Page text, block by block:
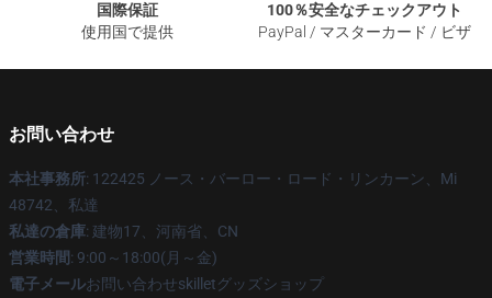
国際保証
使用国で提供
100％安全なチェックアウト
PayPal / マスターカード / ビザ
お問い合わせ
本社事務所: 122425 ノース・バーロー・ロード・リンカーン、Mi
48742、私達
私達の倉庫: 建物17、河南省、CN
営業時間: 9:00～18:00(月～金)
電子メールお問い合わせskilletグッズショップ